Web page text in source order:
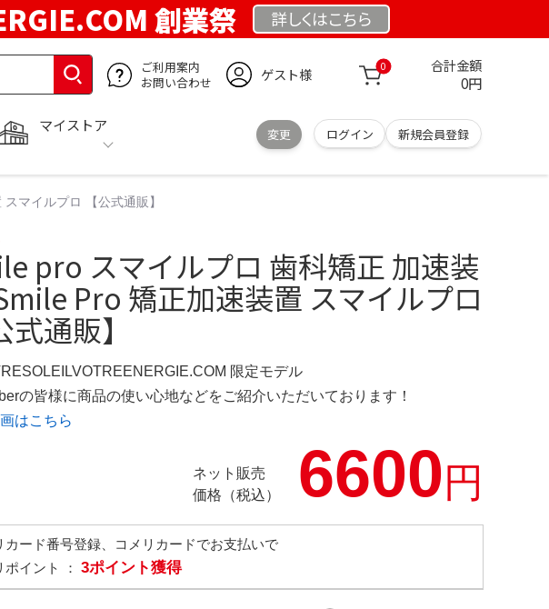
創業祭 詳しくはこちら
ご利用案内
お問い合わせ
ゲスト様 0 合計金額
0円
マイストア
変更 ログイン 新規会員登録
マイルプロ 【公式通販】
pro スマイルプロ 歯科矯正 加速装
Pro 矯正加速装置 スマイルプロ
式通販】
限定モデル
の皆様に商品の使い心地などをご紹介いただいております！
はこちら
ネット販売
価格（税込）
6600円
カード番号登録、コメリカードでお支払いで
ポイント ： 3ポイント獲得